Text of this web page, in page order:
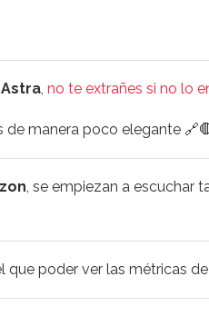
Astra no te extrañes si no lo
manera poco elegante
, se empiezan a escuchar
que poder ver las métricas de